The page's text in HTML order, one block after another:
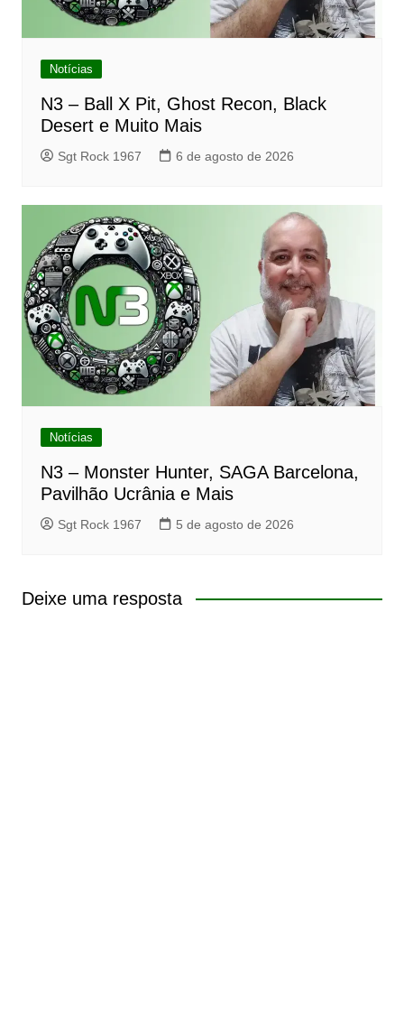
Notícias
N3 – Ball X Pit, Ghost Recon, Black
Desert e Muito Mais
Sgt Rock 1967 6 de agosto de 2026
Notícias
N3 – Monster Hunter, SAGA Barcelona,
Pavilhão Ucrânia e Mais
Sgt Rock 1967 5 de agosto de 2026
Deixe uma resposta